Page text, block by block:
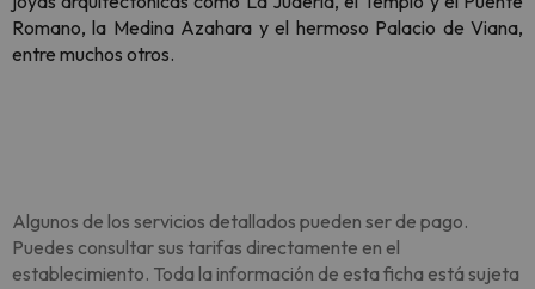
Romano, la Medina Azahara y el hermoso Palacio de Viana,
entre muchos otros.
Algunos de los servicios detallados pueden ser de pago.
Puedes consultar sus tarifas directamente en el
establecimiento. Toda la información de esta ficha está sujeta